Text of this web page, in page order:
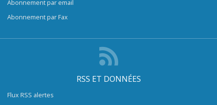
Abonnement par email
Abonnement par Fax
RSS ET DONNÉES
Flux RSS alertes